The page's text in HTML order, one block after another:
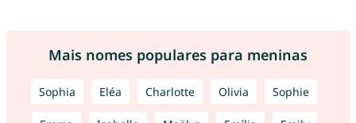
Mais nomes populares para meninas
Sophia Eléa Charlotte Olivia Sophie